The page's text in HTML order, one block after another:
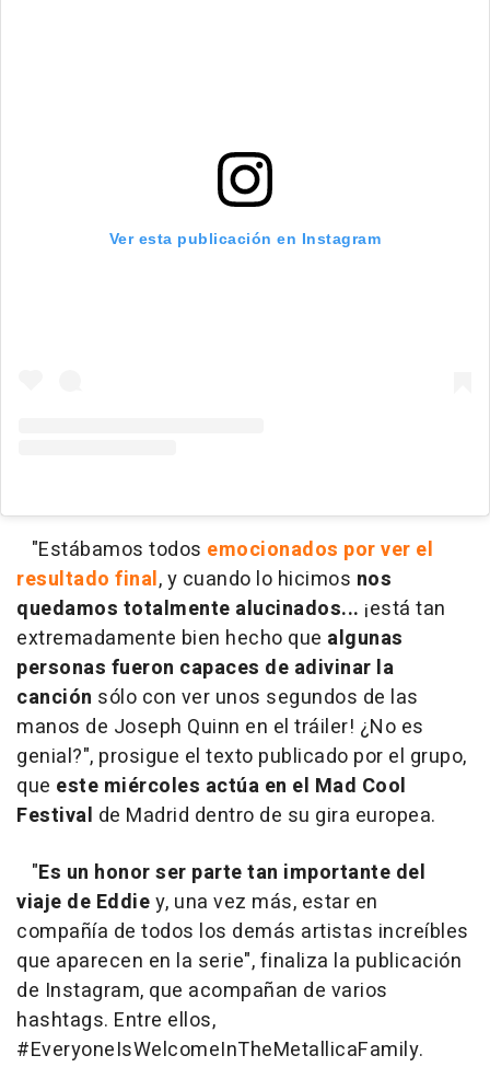
Ver esta publicación en Instagram
"Estábamos todos emocionados por ver el
resultado final, y cuando lo hicimos nos
quedamos totalmente alucinados... ¡está tan
extremadamente bien hecho que algunas
personas fueron capaces de adivinar la
canción sólo con ver unos segundos de las
manos de Joseph Quinn en el tráiler! ¿No es
genial?", prosigue el texto publicado por el grupo,
que este miércoles actúa en el Mad Cool
Festival de Madrid dentro de su gira europea.
"Es un honor ser parte tan importante del
viaje de Eddiey, una vez más, estar en
compañía de todos los demás artistas increíbles
que aparecen en la serie", finaliza la publicación
de Instagram, que acompañan de varios
hashtags. Entre ellos,
#EveryoneIsWelcomeInTheMetallicaFamily.